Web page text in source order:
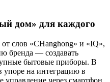
дом» для каждого
слов «CHanghong» и «IQ»,
бренда — создавать
бытовые приборы. В
упоре на интеграцию в
управление через смартфон